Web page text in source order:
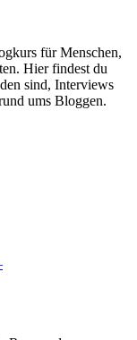
für Menschen,
Hier findest du
sind, Interviews
ums Bloggen.